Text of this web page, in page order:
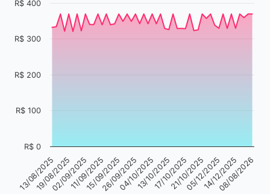
13/08/2025
19/08/2025
02/09/2025
11/09/2025
15/09/2025
26/09/2025
04/10/2025
13/10/2025
17/10/2025
21/10/2025
05/12/2025
14/12/2025
08/08/2026
R$ 0
R$ 100
R$ 200
R$ 300
R$ 400